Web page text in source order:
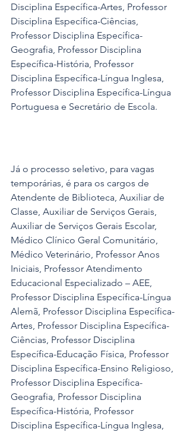
Disciplina Específica-Artes, Professor
Disciplina Específica-Ciências,
Professor Disciplina Específica-
Geografia, Professor Disciplina
Específica-História, Professor
Disciplina Específica-Língua Inglesa,
Professor Disciplina Específica-Língua
Portuguesa e Secretário de Escola.
Já o processo seletivo, para vagas
temporárias, é para os cargos de
Atendente de Biblioteca, Auxiliar de
Classe, Auxiliar de Serviços Gerais,
Auxiliar de Serviços Gerais Escolar,
Médico Clínico Geral Comunitário,
Médico Veterinário, Professor Anos
Iniciais, Professor Atendimento
Educacional Especializado – AEE,
Professor Disciplina Específica-Língua
Alemã, Professor Disciplina Específica-
Artes, Professor Disciplina Específica-
Ciências, Professor Disciplina
Específica-Educação Física, Professor
Disciplina Específica-Ensino Religioso,
Professor Disciplina Específica-
Geografia, Professor Disciplina
Específica-História, Professor
Disciplina Específica-Língua Inglesa,